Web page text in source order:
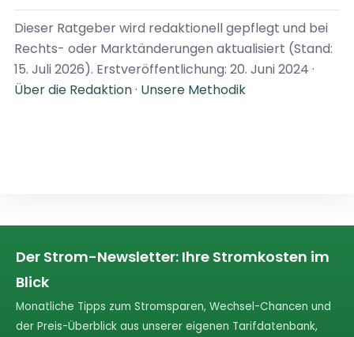
Dieser Ratgeber wird redaktionell gepflegt und bei
Rechts- oder Marktänderungen aktualisiert (Stand:
15. Juli 2026). Erstveröffentlichung: 20. Juni 2024 ·
Über die Redaktion· Unsere Methodik
Der Strom-Newsletter: Ihre Stromkosten im
Blick
Monatliche Tipps zum Stromsparen, Wechsel-Chancen und
der Preis-Überblick aus unserer eigenen Tarifdatenbank,